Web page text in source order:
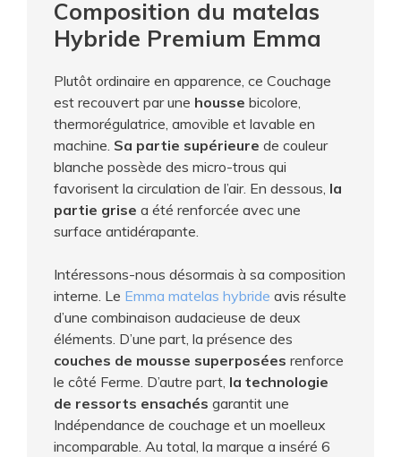
Composition du matelas
Hybride Premium Emma
Plutôt ordinaire en apparence, ce Couchage
est recouvert par une housse bicolore,
thermorégulatrice, amovible et lavable en
machine. Sa partie supérieure de couleur
blanche possède des micro-trous qui
favorisent la circulation de l’air. En dessous, la
partie grise a été renforcée avec une
surface antidérapante.
Intéressons-nous désormais à sa composition
interne. Le Emma matelas hybride avis résulte
d’une combinaison audacieuse de deux
éléments. D’une part, la présence des
couches de mousse superposées renforce
le côté Ferme. D’autre part, la technologie
de ressorts ensachés garantit une
Indépendance de couchage et un moelleux
incomparable. Au total, la marque a inséré 6